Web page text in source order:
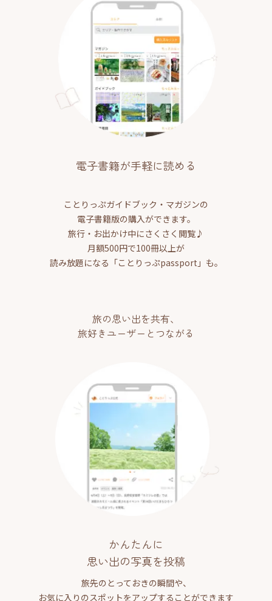
電子書籍が手軽に読める
ことりっぷガイドブック・マガジンの
電子書籍版の購入ができます。
旅行・お出かけ中にさくさく閲覧♪
月額500円で100冊以上が
読み放題になる「ことりっぷpassport」も。
旅の思い出を共有、
旅好きユーザーとつながる
かんたんに
思い出の写真を投稿
旅先のとっておきの瞬間や、
お気に入りのスポットをアップすることができます